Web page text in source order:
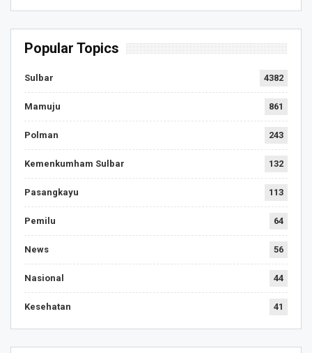
Popular Topics
Sulbar 4382
Mamuju 861
Polman 243
Kemenkumham Sulbar 132
Pasangkayu 113
Pemilu 64
News 56
Nasional 44
Kesehatan 41